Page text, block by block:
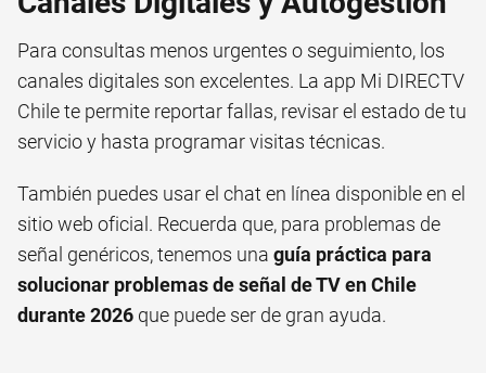
Para consultas menos urgentes o seguimiento, los
canales digitales son excelentes. La app Mi DIRECTV
Chile te permite reportar fallas, revisar el estado de tu
servicio y hasta programar visitas técnicas.
También puedes usar el chat en línea disponible en el
sitio web oficial. Recuerda que, para problemas de
señal genéricos, tenemos una guía práctica para
solucionar problemas de señal de TV en Chile
durante 2026 que puede ser de gran ayuda.